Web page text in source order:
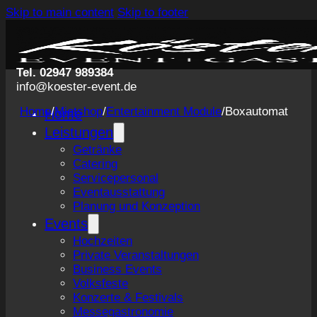
Skip to main content Skip to footer
Tel. 02947 989384
info@koester-event.de
Home
Leistungen
Getränke
Catering
Servicepersonal
Eventausstattung
Planung und Konzeption
Events
Hochzeiten
Private Veranstaltungen
Business Events
Volksfeste
Konzerte & Festivals
Messegastronomie
Home/Mietshop/Entertainment Module/Boxautomat